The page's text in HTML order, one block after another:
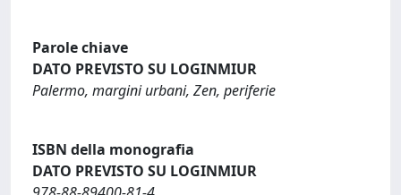
Parole chiave
DATO PREVISTO SU LOGINMIUR
Palermo, margini urbani, Zen, periferie
ISBN della monografia
DATO PREVISTO SU LOGINMIUR